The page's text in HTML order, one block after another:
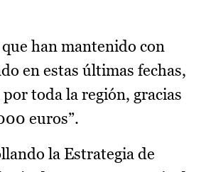
han mantenido con
en estas últimas fechas,
toda la región, gracias
euros”.
la Estrategia de